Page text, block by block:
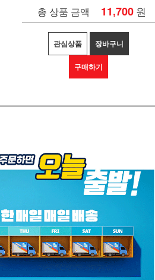
총 상품 금액 11,700 원
관심상품 장바구니
구매하기